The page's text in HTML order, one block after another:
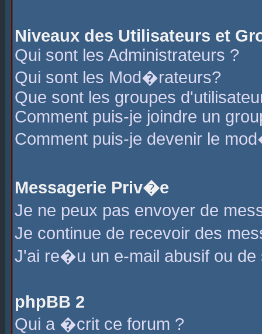
Niveaux des Utilisateurs et
Qui sont les Administrateurs ?
Qui sont les Mod�rateurs?
Que sont les groupes
Comment puis-je joindre un
Comment puis-je devenir le
Messagerie Priv�e
Je ne peux pas envoyer de
Je continue de recevoir des
J'ai re�u un e-mail abusif ou de
phpBB 2
Qui a �crit ce forum ?